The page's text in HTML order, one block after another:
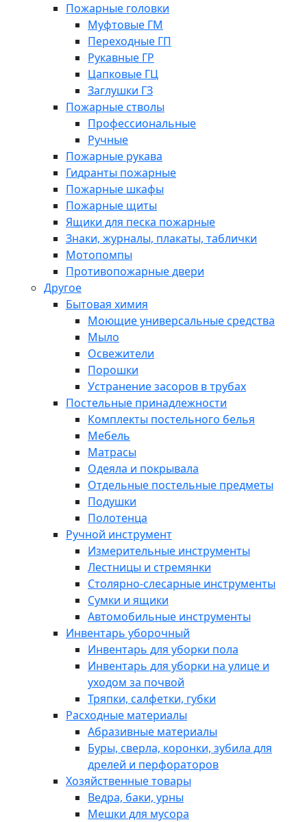
Пожарные головки
Муфтовые ГМ
Переходные ГП
Рукавные ГР
Цапковые ГЦ
Заглушки ГЗ
Пожарные стволы
Профессиональные
Ручные
Пожарные рукава
Гидранты пожарные
Пожарные шкафы
Пожарные щиты
Ящики для песка пожарные
Знаки, журналы, плакаты, таблички
Мотопомпы
Противопожарные двери
Другое
Бытовая химия
Моющие универсальные средства
Мыло
Освежители
Порошки
Устранение засоров в трубах
Постельные принадлежности
Комплекты постельного белья
Мебель
Матрасы
Одеяла и покрывала
Отдельные постельные предметы
Подушки
Полотенца
Ручной инструмент
Измерительные инструменты
Лестницы и стремянки
Столярно-слесарные инструменты
Сумки и ящики
Автомобильные инструменты
Инвентарь уборочный
Инвентарь для уборки пола
Инвентарь для уборки на улице и
уходом за почвой
Тряпки, салфетки, губки
Расходные материалы
Абразивные материалы
Буры, сверла, коронки, зубила для
дрелей и перфораторов
Хозяйственные товары
Ведра, баки, урны
Мешки для мусора